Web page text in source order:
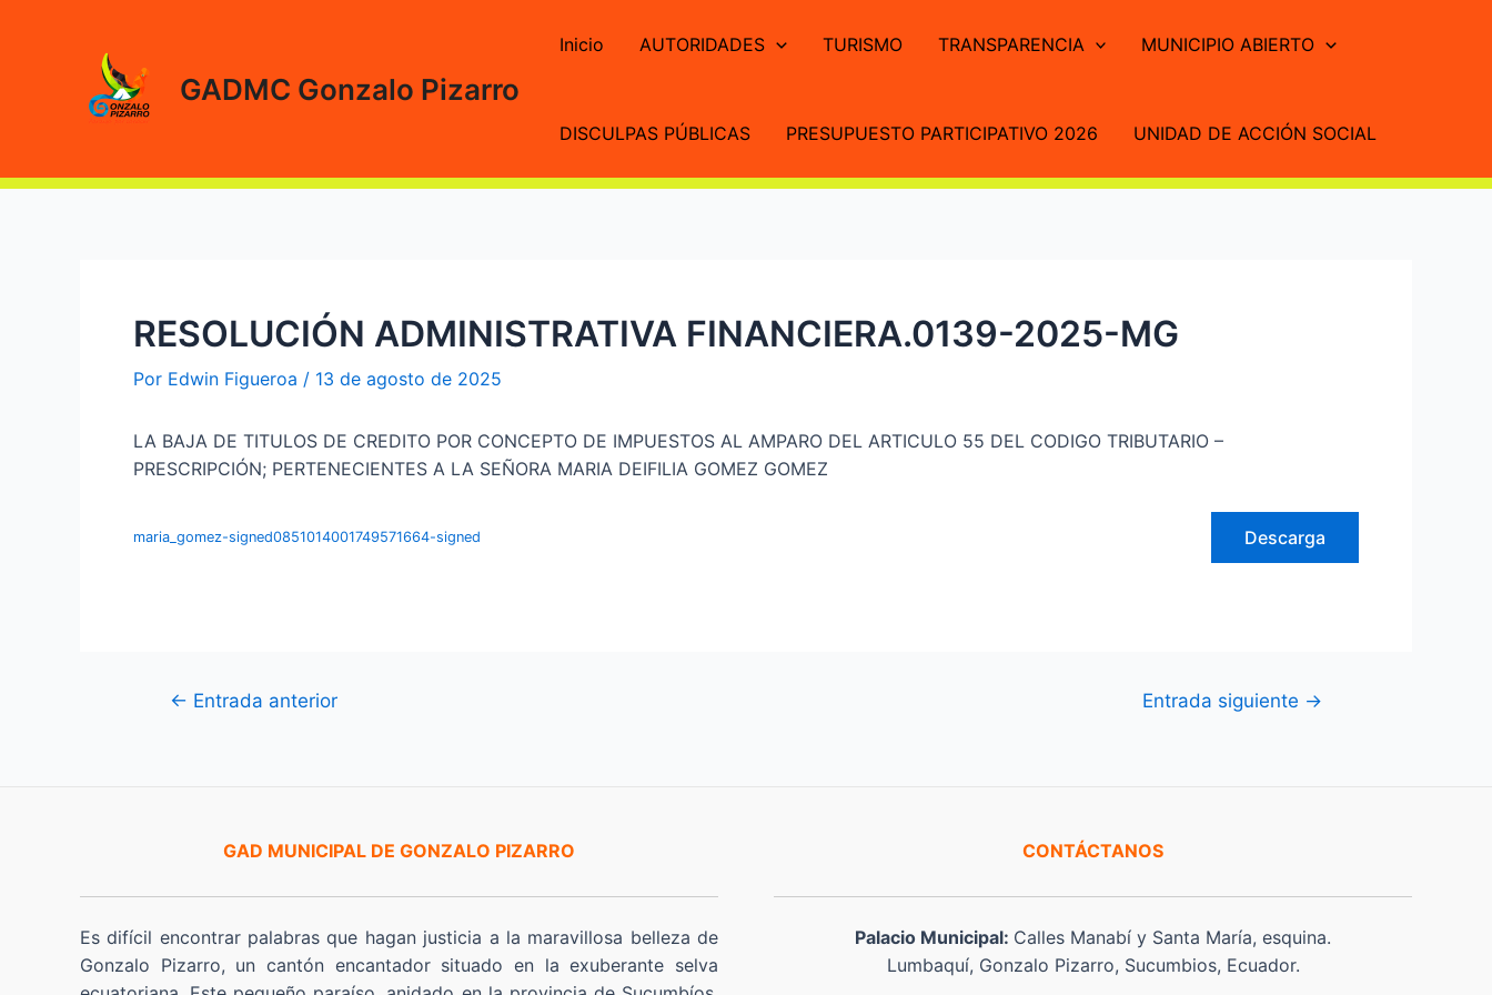
GADMC Gonzalo Pizarro
Inicio AUTORIDADES TURISMO TRANSPARENCIA MUNICIPIO ABIERTO
DISCULPAS PÚBLICAS PRESUPUESTO PARTICIPATIVO 2026 UNIDAD DE ACCIÓN SOCIAL
RESOLUCIÓN ADMINISTRATIVA FINANCIERA.0139-2025-MG
Por Edwin Figueroa / 13 de agosto de 2025
LA BAJA DE TITULOS DE CREDITO POR CONCEPTO DE IMPUESTOS AL AMPARO DEL ARTICULO 55 DEL CODIGO TRIBUTARIO –
PRESCRIPCIÓN; PERTENECIENTES A LA SEÑORA MARIA DEIFILIA GOMEZ GOMEZ
maria_gomez-signed0851014001749571664-signed Descarga
Navegación
← Entrada anterior Entrada siguiente →
GAD MUNICIPAL DE GONZALO PIZARRO
Es difícil encontrar palabras que hagan justicia a la maravillosa belleza de
Gonzalo Pizarro, un cantón encantador situado en la exuberante selva
CONTÁCTANOS
Palacio Municipal: Calles Manabí y Santa María, esquina.
Lumbaquí, Gonzalo Pizarro, Sucumbios, Ecuador.